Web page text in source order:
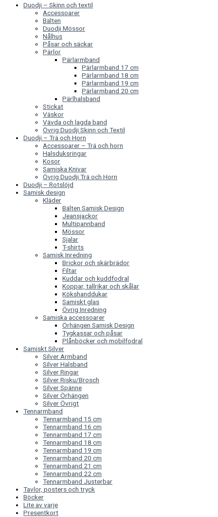
Duodji – Skinn och textil
Accessoarer
Bälten
Duodji Mössor
Nålhus
Påsar och säckar
Pärlor
Pärlarmband
Pärlarmband 17 cm
Pärlarmband 18 cm
Pärlarmband 19 cm
Pärlarmband 20 cm
Pärlhalsband
Stickat
Väskor
Vävda och lagda band
Övrig Duodji Skinn och Textil
Duodji – Trä och Horn
Accessoarer – Trä och horn
Halsduksringar
Kosor
Samiska Knivar
Övrig Duodji Trä och Horn
Duodji – Rotslöjd
Samisk design
Kläder
Bälten Samisk Design
Jeansjackor
Multipannband
Mössor
Sjalar
T-shirts
Samisk Inredning
Brickor och skärbrädor
Filtar
Kuddar och kuddfodral
Koppar, tallrikar och skålar
Kökshanddukar
Samiskt glas
Övrig Inredning
Samiska accessoarer
Örhängen Samisk Design
Tygkassar och påsar
Plånböcker och mobilfodral
Samiskt Silver
Silver Armband
Silver Halsband
Silver Ringar
Silver Risku/Brosch
Silver Spänne
Silver Örhängen
Silver Övrigt
Tennarmband
Tennarmband 15 cm
Tennarmband 16 cm
Tennarmband 17 cm
Tennarmband 18 cm
Tennarmband 19 cm
Tennarmband 20 cm
Tennarmband 21 cm
Tennarmband 22 cm
Tennarmband Justerbar
Tavlor, posters och tryck
Böcker
Lite av varje
Presentkort